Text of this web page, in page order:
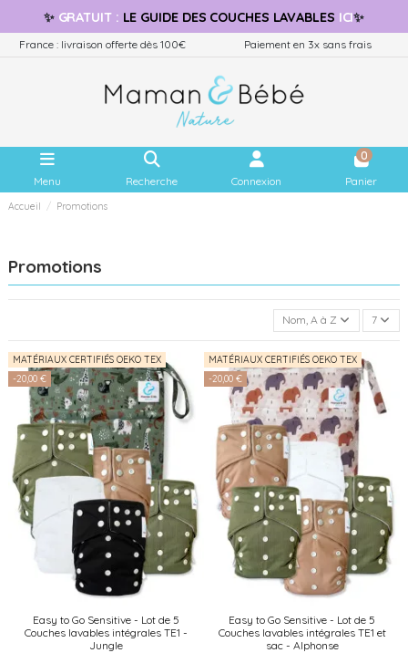
✨ GRATUIT: LE GUIDE DES COUCHES LAVABLES ICI✨
France : livraison offerte dès 100€ Paiement en 3x sans frais
Menu Recherche Connexion
0
Panier
Accueil Promotions
Promotions
Nom, A à Z 7
MATÉRIAUX CERTIFIÉS OEKO TEX
-20,00 €
Easy to Go Sensitive - Lot de 5
Couches lavables intégrales TE1 -
Jungle
MATÉRIAUX CERTIFIÉS OEKO TEX
-20,00 €
Easy to Go Sensitive - Lot de 5
Couches lavables intégrales TE1 et
sac - Alphonse